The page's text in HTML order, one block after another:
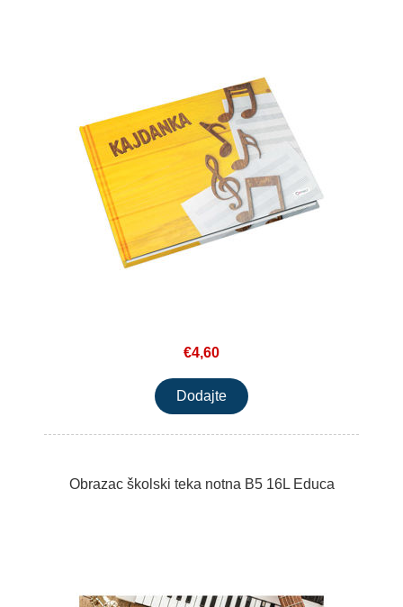
€4,60
Obrazac školski teka notna B5 16L Educa